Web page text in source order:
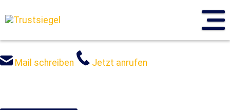
zum
Inhalt
Mail schreiben Jetzt anrufen